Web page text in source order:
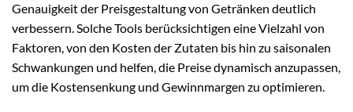
Genauigkeit der Preisgestaltung von Getränken deutlich
verbessern. Solche Tools berücksichtigen eine Vielzahl von
Faktoren, von den Kosten der Zutaten bis hin zu saisonalen
Schwankungen und helfen, die Preise dynamisch anzupassen,
um die Kostensenkung und Gewinnmargen zu optimieren.